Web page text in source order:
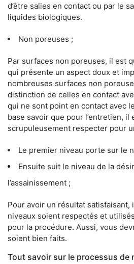
d’être salies en contact ou par le
liquides biologiques.
Non poreuses ;
Par surfaces non poreuses, il est
qui présente un aspect doux et
nombreuses surfaces non
distinction de celles en contact
qui ne sont point en contact avec
base savoir que pour l’entretien, il
scrupuleusement respecter pour
Le premier niveau porte sur le
Ensuite suit le niveau de la
l’assainissement ;
Pour avoir un résultat satisfaisant,
niveaux soient respectés et
pour la procédure. Aussi, vous
soient bien faits.
Tout savoir sur le processus de